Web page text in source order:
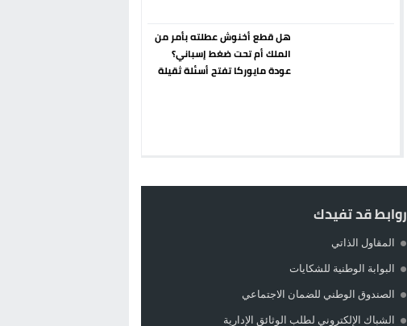
هل قطع أخنوش عطلته بأمر من
الملك أم تحت ضغط إسباني؟
عودة مايوركا تفتح أسئلة ثقيلة
روابط قد تفيدك
المقاول الذاتي
البوابة الوطنية للشكايات
الصندوق الوطني للضمان الاجتماعي
الشباك الإلكتروني لطلب الوثائق الإدارية